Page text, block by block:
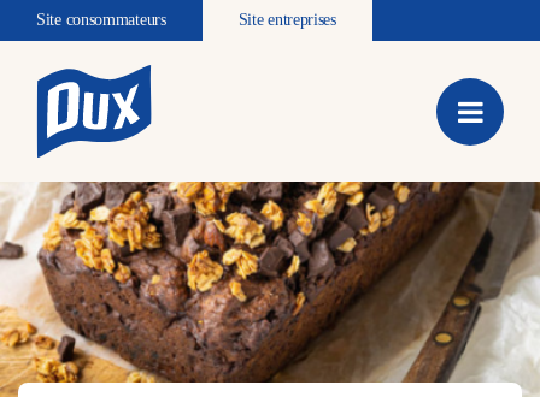
Site consommateurs Site entreprises